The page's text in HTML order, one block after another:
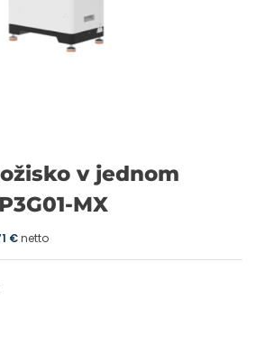
v jednom
MX
€netto